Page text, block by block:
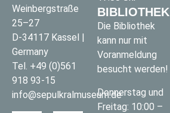
Weinbergstraße
25–27
D-34117 Kassel |
Germany
Tel. +49 (0)561
918 93-15
info@sepulkralmuseum.de
BIBLIOTHEK
Die Bibliothek
kann nur mit
Voranmeldung
besucht werden!
Donnerstag und
Freitag: 10:00 –